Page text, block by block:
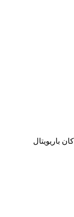
باریویتال